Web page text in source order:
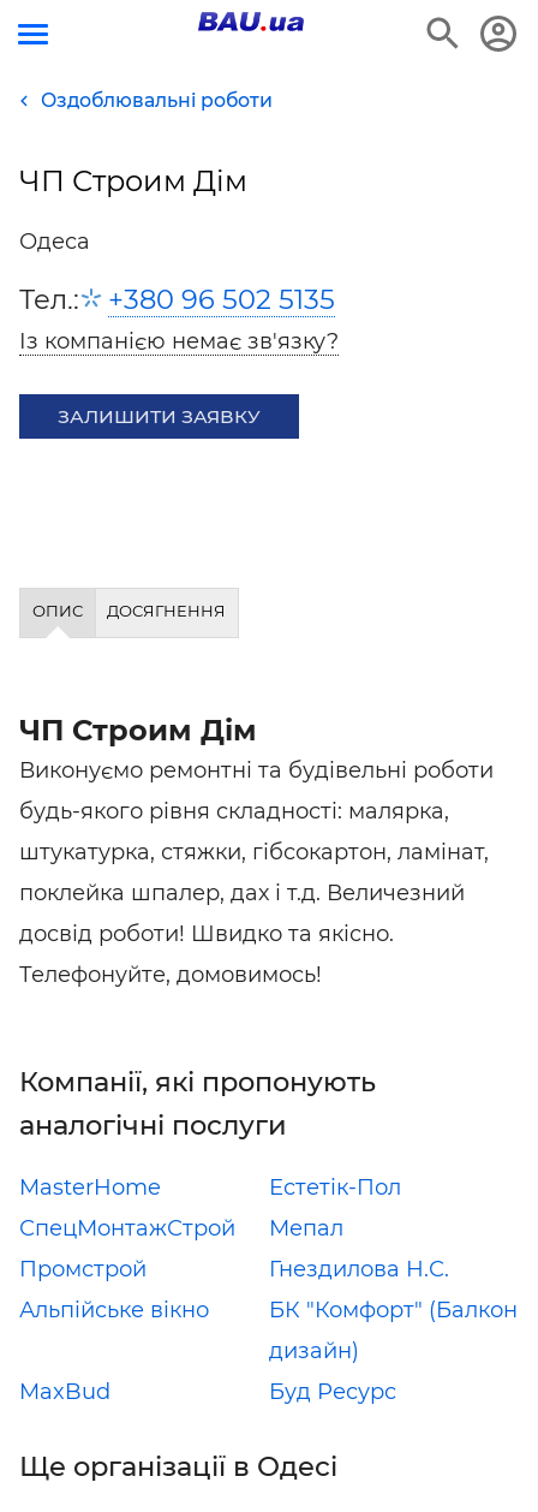
Оздоблювальні роботи
ЧП Строим Дім
Одеса
Тел.: +380 96 502 5135
Із компанією немає зв'язку?
ЗАЛИШИТИ ЗАЯВКУ
ОПИС ДОСЯГНЕННЯ
ЧП Строим Дім
Виконуємо ремонтні та будівельні роботи
будь-якого рівня складності: малярка,
штукатурка, стяжки, гібсокартон, ламінат,
поклейка шпалер, дах і т.д. Величезний
досвід роботи! Швидко та якісно.
Телефонуйте, домовимось!
Компанії, які пропонують
аналогічні послуги
MasterHome
Естетік-Пол
СпецМонтажСтрой
Мепал
Промстрой
Гнездилова Н.С.
Альпійське вікно
БК "Комфорт" (Балкон
дизайн)
MaxBud
Буд Ресурс
Ще організації в Одесі